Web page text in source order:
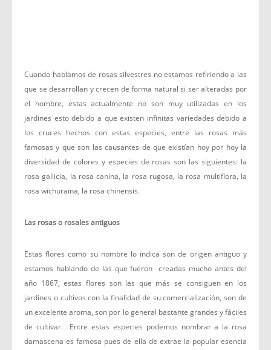
Cuando hablamos de rosas silvestres no estamos refiriendo a las
que se desarrollan y crecen de forma natural si ser alteradas por
el hombre, estas actualmente no son muy utilizadas en los
jardines esto debido a que existen infinitas variedades debido a
los cruces hechos con estas especies, entre las rosas más
famosas y que son las causantes de que existían hoy por hoy la
diversidad de colores y especies de rosas son las siguientes: la
rosa gallicia, la rosa canina, la rosa rugosa, la rosa multiflora, la
rosa wichuraina, la rosa chinensis.
Las rosas o rosales antiguos
Estas flores como su nombre lo indica son de origen antiguo y
estamos hablando de las que fueron creadas mucho antes del
año 1867, estas flores son las que más se consiguen en los
jardines o cultivos con la finalidad de su comercialización, son de
un excelente aroma, son por lo general bastante grandes y fáciles
de cultivar. Entre estas especies podemos nombrar a la rosa
damascena es famosa pues de ella de extrae la popular esencia